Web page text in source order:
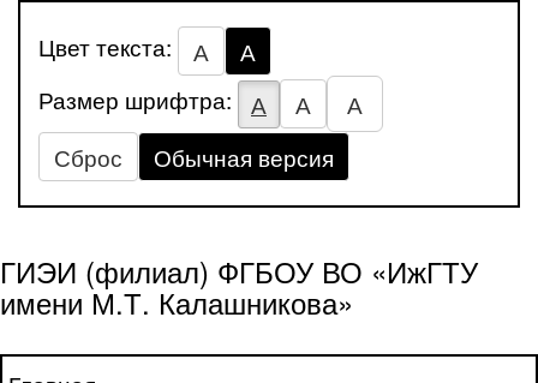
Цвет текста: А
А
Размер шрифтра:
А А
А
Сброс
Обычная версия
ГИЭИ (филиал) ФГБОУ ВО «ИжГТУ
имени М.Т. Калашникова»